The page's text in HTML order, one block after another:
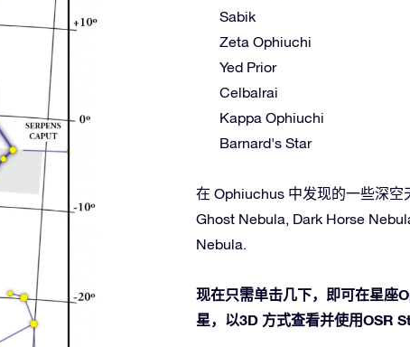
Sabik
Zeta Ophiuchi
Yed Prior
Celbalrai
Kappa Ophiuchi
Barnard's Star
在 Ophiuchus 中发现的一些深
Ghost Nebula, Dark Horse
Nebula.
现在只需单击几下，即可在星座
星，以3D 方式查看并使用OSR